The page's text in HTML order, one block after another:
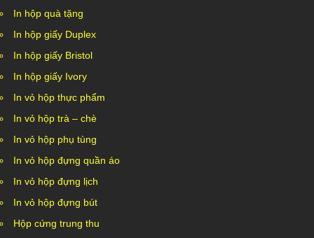
In hộp quà tặng
In hộp giấy Duplex
In hộp giấy Bristol
In hộp giấy Ivory
In vỏ hộp thực phẩm
In vỏ hộp trà – chè
In vỏ hộp phụ tùng
In vỏ hộp đựng quần áo
In vỏ hộp đựng lịch
In vỏ hộp đựng bút
Hộp cứng trung thu